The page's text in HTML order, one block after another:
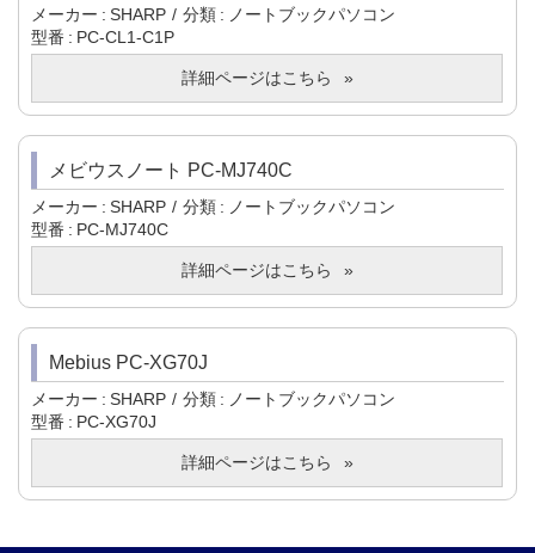
メーカー SHARP 分類
ノートブックパソコン
型番
PC-CL1-C1P
詳細ページはこちら
メビウスノート PC-MJ740C
メーカー SHARP 分類
ノートブックパソコン
型番
PC-MJ740C
詳細ページはこちら
Mebius PC-XG70J
メーカー SHARP 分類
ノートブックパソコン
型番
PC-XG70J
詳細ページはこちら